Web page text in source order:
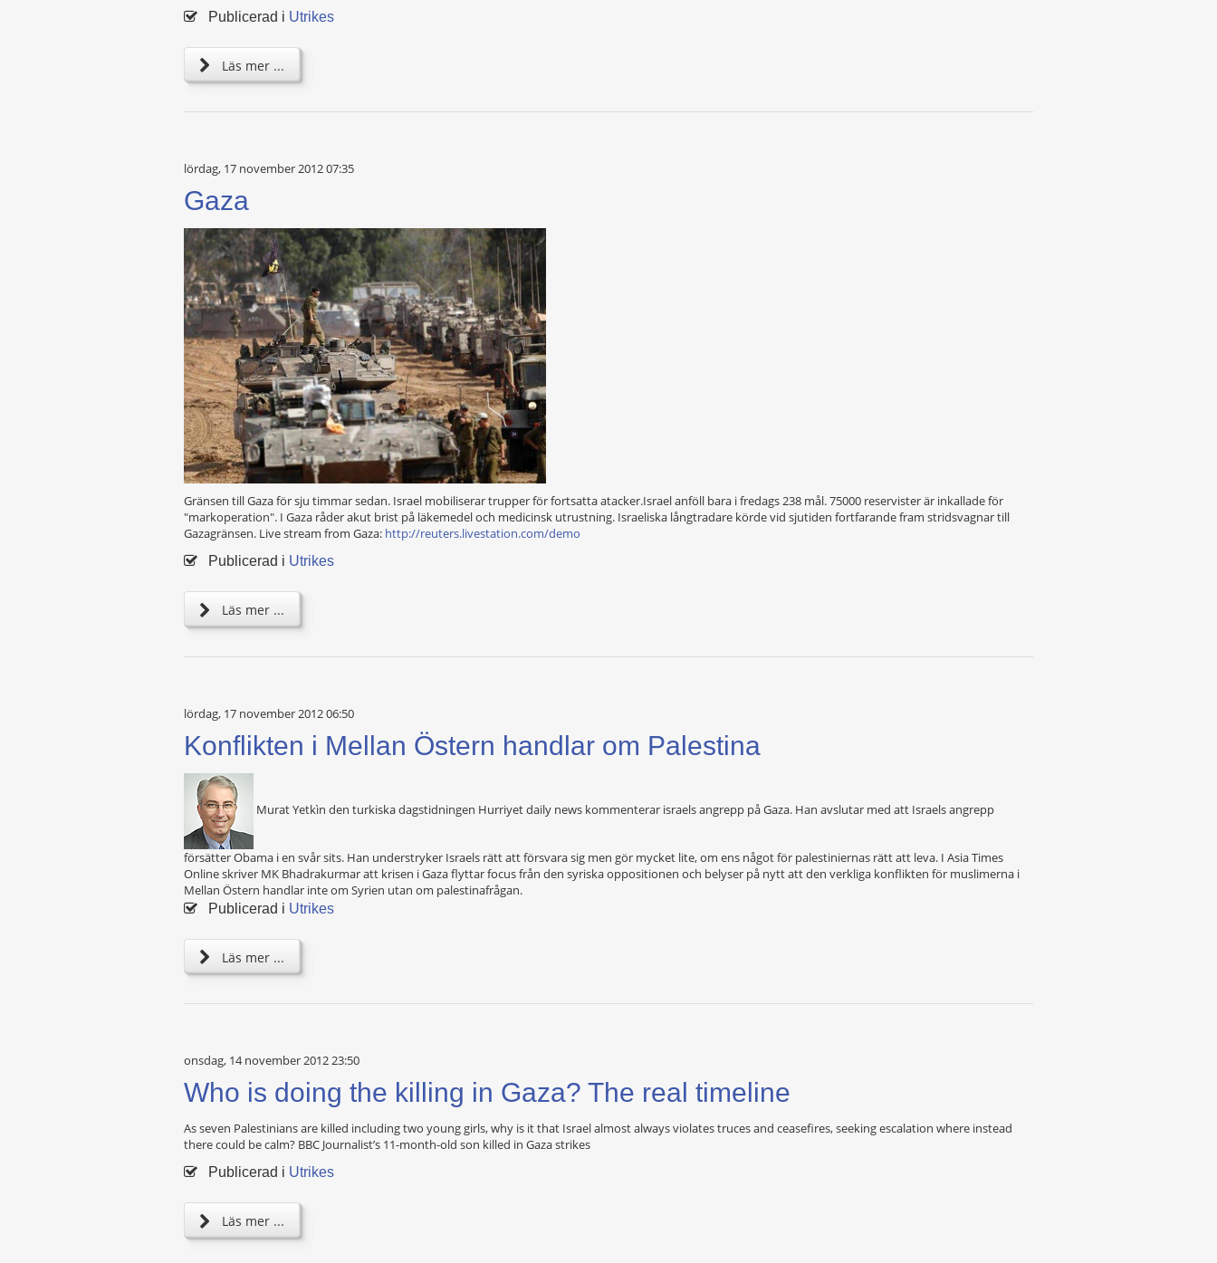
Publicerad i Utrikes
Läs mer ...
lördag, 17 november 2012 07:35
Gaza
Gränsen till Gaza för sju timmar sedan. Israel mobiliserar trupper för fortsatta atacker.Israel anföll bara i fredags 238 mål. 75000 reservister är inkallade för
"markoperation". I Gaza råder akut brist på läkemedel och medicinsk utrustning. Israeliska långtradare körde vid sjutiden fortfarande fram stridsvagnar till
Gazagränsen. Live stream from Gaza: http://reuters.livestation.com/demo
Publicerad i Utrikes
Läs mer ...
lördag, 17 november 2012 06:50
Konflikten i Mellan Östern handlar om Palestina
Murat Yetkìn den turkiska dagstidningen Hurriyet daily news kommenterar israels angrepp på Gaza. Han avslutar med att Israels angrepp
försätter Obama i en svår sits. Han understryker Israels rätt att försvara sig men gör mycket lite, om ens något för palestiniernas rätt att leva. I Asia Times
Online skriver MK Bhadrakurmar att krisen i Gaza flyttar focus från den syriska oppositionen och belyser på nytt att den verkliga konflikten för muslimerna i
Mellan Östern handlar inte om Syrien utan om palestinafrågan.
Publicerad i Utrikes
Läs mer ...
onsdag, 14 november 2012 23:50
Who is doing the killing in Gaza? The real timeline
As seven Palestinians are killed including two young girls, why is it that Israel almost always violates truces and ceasefires, seeking escalation where instead
there could be calm? BBC Journalist’s 11-month-old son killed in Gaza strikes
Publicerad i Utrikes
Läs mer ...